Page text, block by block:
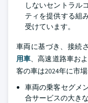
しないセントラル
ティを提供する組
受けています。
車両に基づき、接続
用車、高速道路車お
客の車は2024年に市場
車両の乗客セグメ
合サービスの大き